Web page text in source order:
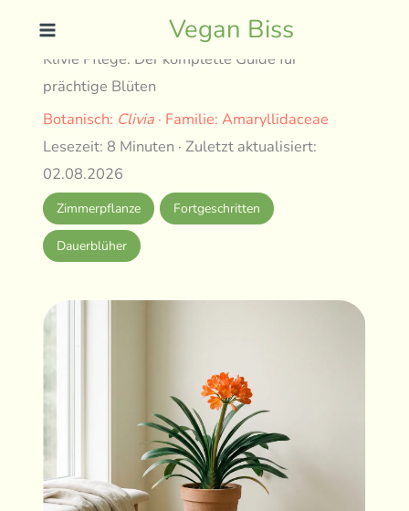
content
Vegan Biss
Klívie Pflege: Der komplette Guide für
prächtige Blüten
Botanisch: Clivia · Familie: Amaryllidaceae
Lesezeit: 8 Minuten · Zuletzt aktualisiert:
02.08.2026
Zimmerpflanze Fortgeschritten
Dauerblüher